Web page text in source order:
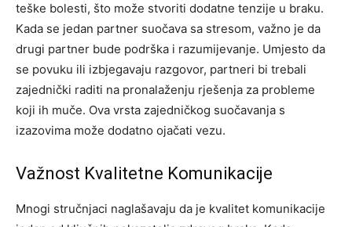
teške bolesti, što može stvoriti dodatne tenzije u braku.
Kada se jedan partner suočava sa stresom, važno je da
drugi partner bude podrška i razumijevanje. Umjesto da
se povuku ili izbjegavaju razgovor, partneri bi trebali
zajednički raditi na pronalaženju rješenja za probleme
koji ih muče. Ova vrsta zajedničkog suočavanja s
izazovima može dodatno ojačati vezu.
Važnost Kvalitetne Komunikacije
Mnogi stručnjaci naglašavaju da je kvalitet komunikacije